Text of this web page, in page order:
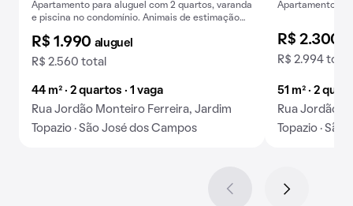
Apartamento para aluguel com 2 quartos, varanda
e piscina no condomínio. Animais de estimação
R$ 1.990 aluguel
R$ 2.560 total
44 m² · 2 quartos · 1 vaga
Rua Jordão Monteiro Ferreira, Jardim
Topazio · São José dos Campos
Apartamento
R$ 2.300
R$ 2.994 total
51 m² · 2
Rua Jordão
Topazio ·